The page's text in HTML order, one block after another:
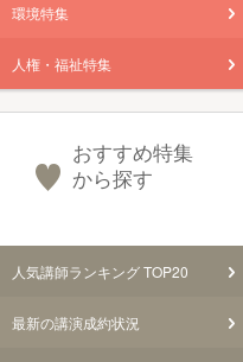
環境特集
人権・福祉特集
おすすめ特集
から探す
人気講師ランキング TOP20
最新の講演成約状況